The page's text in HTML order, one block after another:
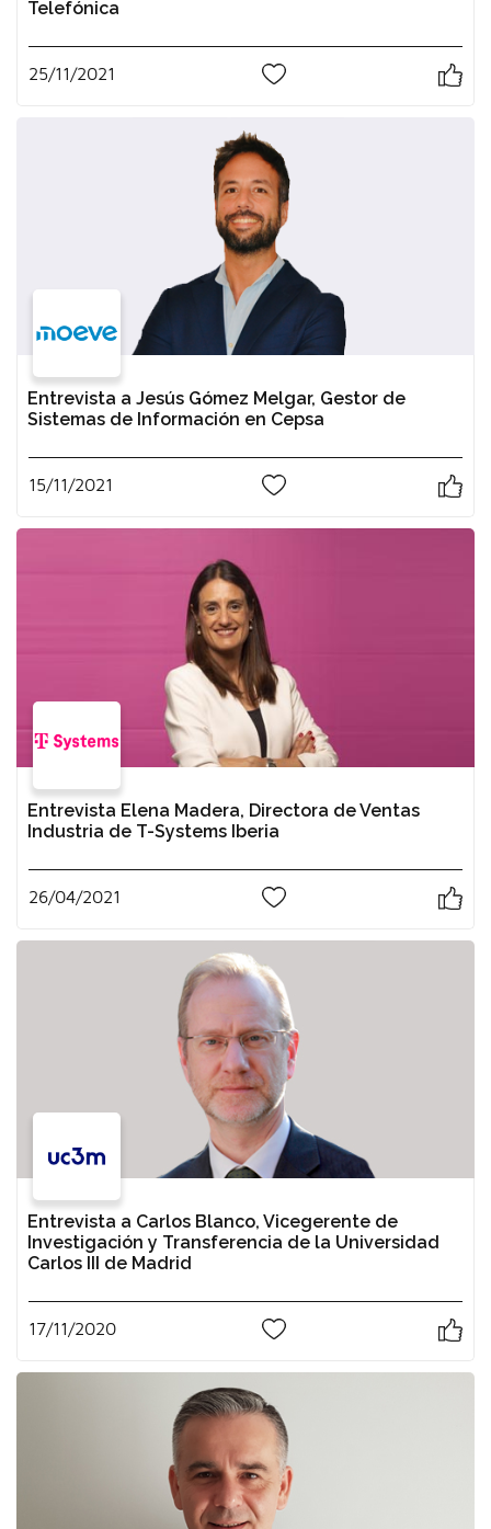
Telefónica
25/11/2021
Entrevista a Jesús Gómez Melgar, Gestor de
Sistemas de Información en Cepsa
15/11/2021
Entrevista Elena Madera, Directora de Ventas
Industria de T-Systems Iberia
26/04/2021
Entrevista a Carlos Blanco, Vicegerente de
Investigación y Transferencia de la Universidad
Carlos III de Madrid
17/11/2020